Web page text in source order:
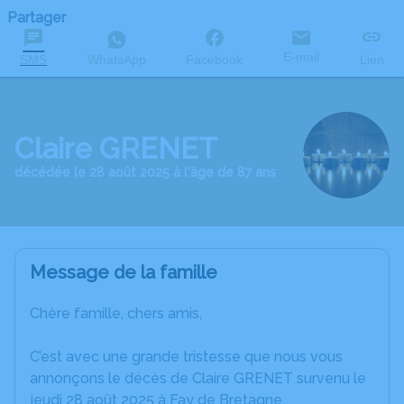
Partager
SMS WhatsApp Facebook E-mail Lien
Claire GRENET
décédée le 28 août 2025 à l'âge de 87 ans
Message de la famille
Chère famille, chers amis,
C’est avec une grande tristesse que nous vous
annonçons le décès de Claire GRENET survenu le
jeudi 28 août 2025 à Fay de Bretagne.